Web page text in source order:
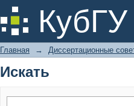
Искать
Главная → Диссертационные
Искать